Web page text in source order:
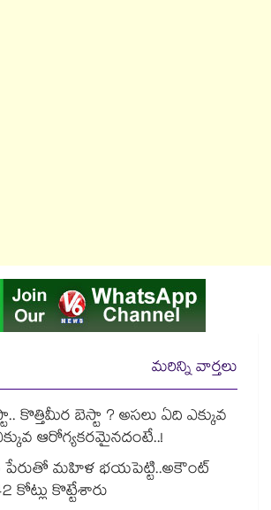
మరిన్ని వార్తలు
కొత్తిమీర బెస్టా ? అసలు ఏది ఎక్కువ
ఆరోగ్యకరమైనదంటే..!
పేరుతో మహిళ భయపెట్టి..అకౌంట్
కోట్లు కొట్టేశారు